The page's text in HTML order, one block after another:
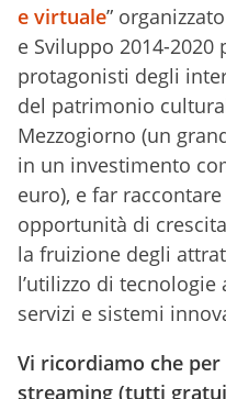
e virtuale”
e Sviluppo 2014-2020
protagonisti degli
del patrimonio
Mezzogiorno (un
in un investimento
euro), e far
opportunità di
la fruizione degli
l’utilizzo di tecnologie
servizi e sistemi
Vi ricordiamo che
streaming (tutti